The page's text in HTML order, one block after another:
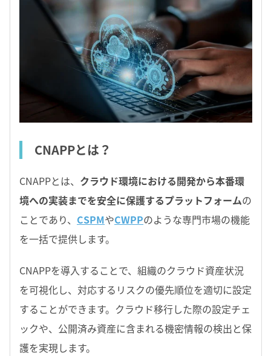
CNAPPとは？
CNAPPとは、 クラウド環境における開発から本番環
境への実装までを安全に保護するプラットフォームの
ことであり、 CSPMやCWPPのような専門市場の機能
を一括で提供します。
CNAPPを導入することで、組織のクラウド資産状況
を可視化し、対応するリスクの優先順位を適切に設定
することができます。クラウド移行した際の設定チェ
ックや、公開済み資産に含まれる機密情報の検出と保
護を実現します。